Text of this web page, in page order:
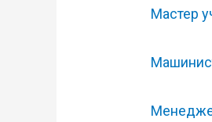
Мастер